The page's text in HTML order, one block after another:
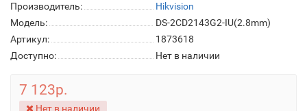
Производитель:
Hikvision
Модель:
DS-2CD2143G2-IU(2.8mm)
Артикул:
1873618
Доступно:
Нет в наличии
7 123р.
Нет в наличии